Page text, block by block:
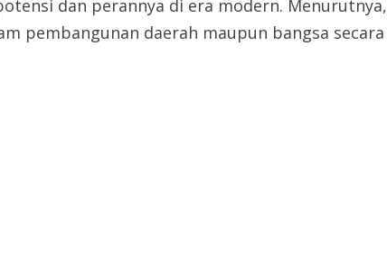
dan perannya di era modern. Menurutnya,
pembangunan daerah maupun bangsa secara